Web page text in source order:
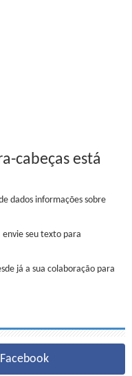
cabeças está
dados informações sobre
envie seu texto para
já a sua colaboração para